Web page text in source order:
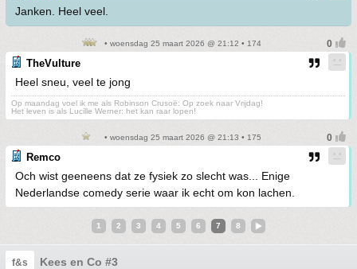
Janken. Heel veel.
• woensdag 25 maart 2026 @ 21:12 • 174
TheVulture
Heel sneu, veel te jong
Op maandag voel ik me als Robinson Crusoë: Op zoek naar Vrijdag!
Het leven is als Lucille Werner: het kan raar lopen!
• woensdag 25 maart 2026 @ 21:13 • 175
Remco
Och wist geeneens dat ze fysiek zo slecht was... Enige
Nederlandse comedy serie waar ik echt om kon lachen.
1 2 3 4 5 6 7 8
f&s Kees en Co #3